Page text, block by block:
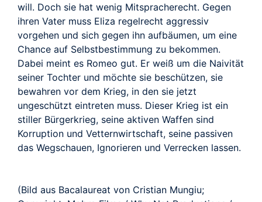
will. Doch sie hat wenig Mitspracherecht. Gegen
ihren Vater muss Eliza regelrecht aggressiv
vorgehen und sich gegen ihn aufbäumen, um eine
Chance auf Selbstbestimmung zu bekommen.
Dabei meint es Romeo gut. Er weiß um die Naivität
seiner Tochter und möchte sie beschützen, sie
bewahren vor dem Krieg, in den sie jetzt
ungeschützt eintreten muss. Dieser Krieg ist ein
stiller Bürgerkrieg, seine aktiven Waffen sind
Korruption und Vetternwirtschaft, seine passiven
das Wegschauen, Ignorieren und Verrecken lassen.
(Bild aus Bacalaureat von Cristian Mungiu;